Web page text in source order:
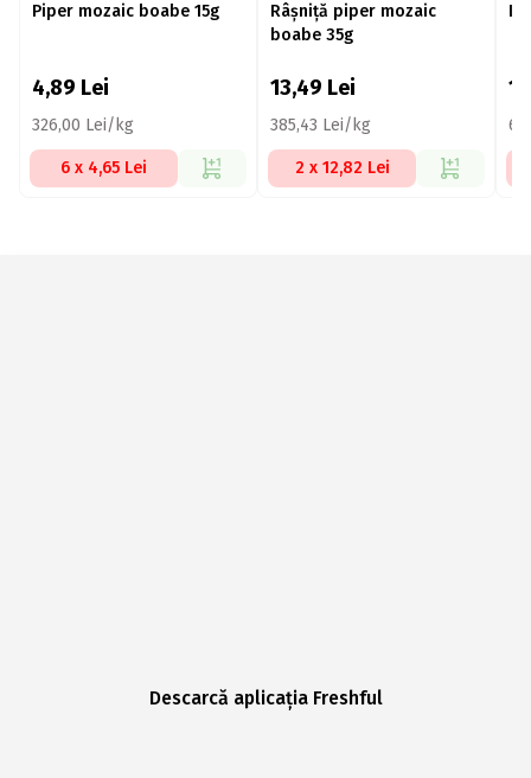
Piper mozaic boabe 15g
4,89 Lei
326,00 Lei/kg
6 x 4,65 Lei
Râșniță piper mozaic
boabe 35g
13,49 Lei
385,43 Lei/kg
2 x 12,82 Lei
Descarcă aplicația Freshful